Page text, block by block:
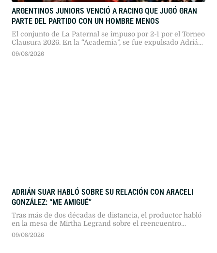
ARGENTINOS JUNIORS VENCIÓ A RACING QUE JUGÓ GRAN
PARTE DEL PARTIDO CON UN HOMBRE MENOS
El conjunto de La Paternal se impuso por 2-1 por el Torneo
Clausura 2026. En la “Academia”, se fue expulsado Adrián
“Maravilla” Martínez en el primer tiempo.
09/08/2026
ADRIÁN SUAR HABLÓ SOBRE SU RELACIÓN CON ARACELI
GONZÁLEZ: “ME AMIGUÉ”
Tras más de dos décadas de distancia, el productor habló
en la mesa de Mirtha Legrand sobre el reencuentro
familiar y reconoció la carga emocional que atravesó su
09/08/2026